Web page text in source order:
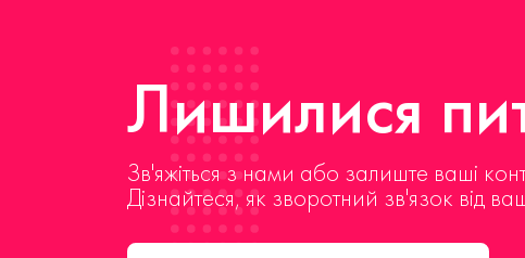
Лишилися
Зв'яжіться з нами або залиште ваші
Дізнайтеся, як зворотний зв'язок від